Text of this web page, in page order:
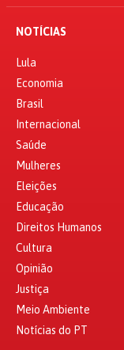
NOTÍCIAS
Lula
Economia
Brasil
Internacional
Saúde
Mulheres
Eleições
Educação
Direitos Humanos
Cultura
Opinião
Justiça
Meio Ambiente
Notícias do PT